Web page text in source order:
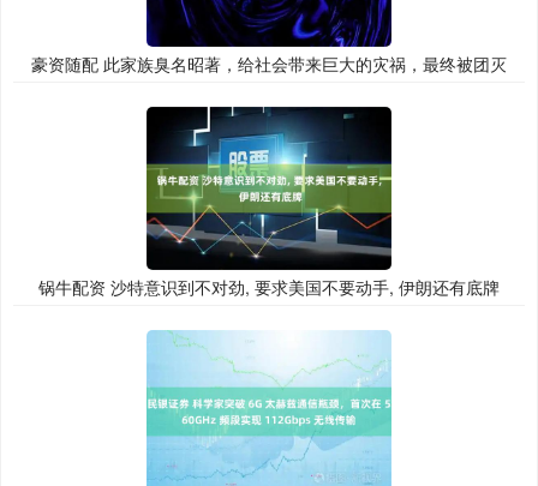
豪资随配 此家族臭名昭著，给社会带来巨大的灾祸，最终被团灭
锅牛配资 沙特意识到不对劲, 要求美国不要动手, 伊朗还有底牌